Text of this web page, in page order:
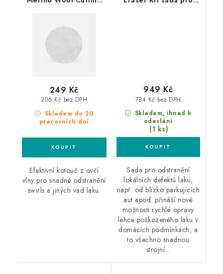
Skladem do 20
pracovních dní
206 Kč bez DPH
249 Kč
Efektivní kotouč z ovčí
vlny pro snadné odstranění
swirls a jiných vad laku.
Skladem, ihned k
odeslání
(1 ks)
784 Kč bez DPH
949 Kč
Sada pro odstranění
lokálních defektů laku,
např. od blízko parkujících
aut apod. přináší nové
možnosti rychlé opravy
lehce poškozeného laku v
domácích podmínkách, a
to všechno snadnou
strojní...